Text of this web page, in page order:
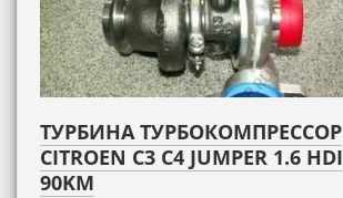
ТУРБИНА ТУРБОКОМПРЕССОР
CITROEN C3 C4 JUMPER 1.6 HDI
90KM